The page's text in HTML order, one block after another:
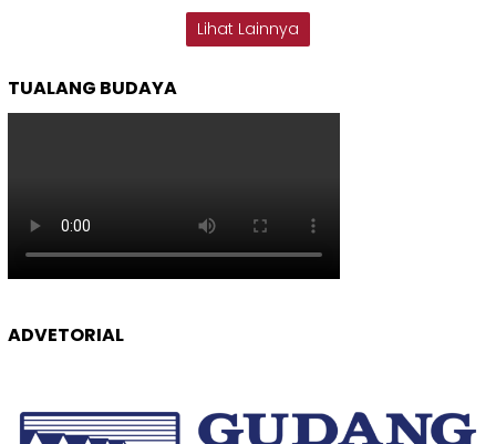
Lihat Lainnya
TUALANG BUDAYA
ADVETORIAL